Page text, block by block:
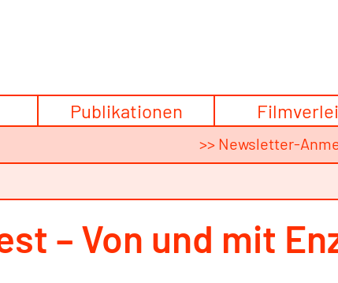
Publikationen
>> Newsletter-
– Von und mit